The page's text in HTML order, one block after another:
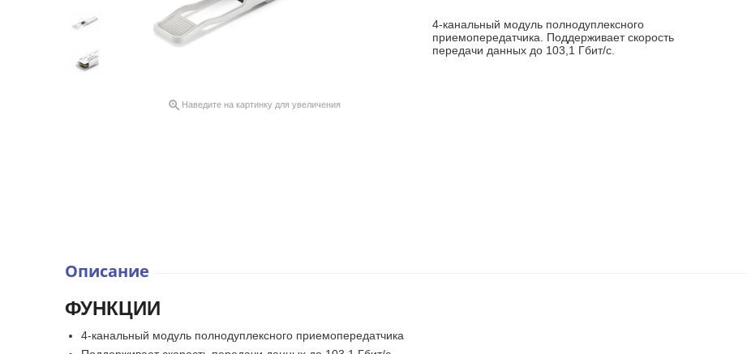
 Наведите на картинку для увеличения
4-канальный модуль полнодуплексного
приемопередатчика. Поддерживает скорость
передачи данных до 103,1 Гбит/с.
Описание
ФУНКЦИИ
4-канальный модуль полнодуплексного приемопередатчика